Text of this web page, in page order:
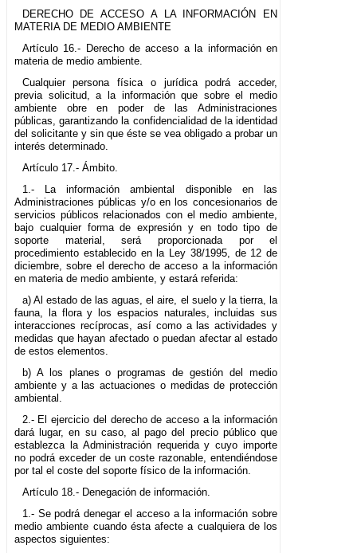
DERECHO DE ACCESO A LA INFORMACIÓN EN
MATERIA DE MEDIO AMBIENTE
Artículo 16.- Derecho de acceso a la información en
materia de medio ambiente.
Cualquier persona física o jurídica podrá acceder,
previa solicitud, a la información que sobre el medio
ambiente obre en poder de las Administraciones
públicas, garantizando la confidencialidad de la identidad
del solicitante y sin que éste se vea obligado a probar un
interés determinado.
Artículo 17.- Ámbito.
1.- La información ambiental disponible en las
Administraciones públicas y/o en los concesionarios de
servicios públicos relacionados con el medio ambiente,
bajo cualquier forma de expresión y en todo tipo de
soporte material, será proporcionada por el
procedimiento establecido en la Ley 38/1995, de 12 de
diciembre, sobre el derecho de acceso a la información
en materia de medio ambiente, y estará referida:
a) Al estado de las aguas, el aire, el suelo y la tierra, la
fauna, la flora y los espacios naturales, incluidas sus
interacciones recíprocas, así como a las actividades y
medidas que hayan afectado o puedan afectar al estado
de estos elementos.
b) A los planes o programas de gestión del medio
ambiente y a las actuaciones o medidas de protección
ambiental.
2.- El ejercicio del derecho de acceso a la información
dará lugar, en su caso, al pago del precio público que
establezca la Administración requerida y cuyo importe
no podrá exceder de un coste razonable, entendiéndose
por tal el coste del soporte físico de la información.
Artículo 18.- Denegación de información.
1.- Se podrá denegar el acceso a la información sobre
medio ambiente cuando ésta afecte a cualquiera de los
aspectos siguientes: